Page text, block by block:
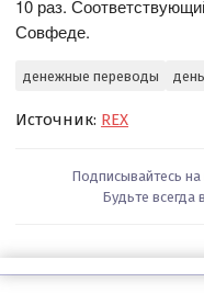
10 раз.
Совфеде.
денежные переводы
Источник: REX
Подписывайтесь на
Будьте всегда